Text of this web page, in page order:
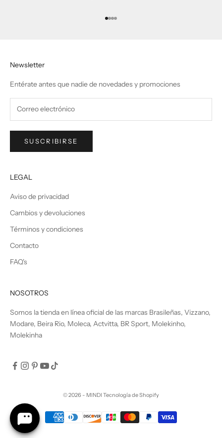
Ir al artículo 1
Ir al artículo 2
Ir al artículo 3
Ir al artículo 4
Newsletter
Entérate antes que nadie de novedades y promociones
SUSCRIBIRSE
LEGAL
Aviso de privacidad
Cambios y devoluciones
Términos y condiciones
Contacto
FAQ's
NOSOTROS
Somos la tienda en línea oficial de las marcas Brasileñas, Vizzano,
Modare, Beira Rio, Moleca, Actvitta, BR Sport, Molekinho,
Molekinha
© 2026 - MINDI Tecnología de Shopify